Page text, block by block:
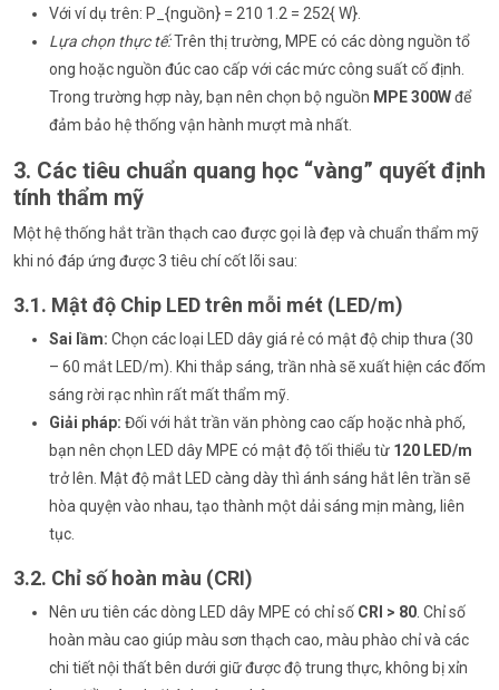
Với ví dụ trên: P_{nguồn} = 210 1.2 = 252{ W}.
Lựa chọn thực tế:Trên thị trường, MPE có các dòng nguồn tổ
ong hoặc nguồn đúc cao cấp với các mức công suất cố định.
Trong trường hợp này, bạn nên chọn bộ nguồn MPE 300Wđể
đảm bảo hệ thống vận hành mượt mà nhất.
3. Các tiêu chuẩn quang học “vàng” quyết định
tính thẩm mỹ
Một hệ thống hắt trần thạch cao được gọi là đẹp và chuẩn thẩm mỹ
khi nó đáp ứng được 3 tiêu chí cốt lõi sau:
3.1. Mật độ Chip LED trên mỗi mét (LED/m)
Sai lầm: Chọn các loại LED dây giá rẻ có mật độ chip thưa (30
– 60 mắt LED/m). Khi thắp sáng, trần nhà sẽ xuất hiện các đốm
sáng rời rạc nhìn rất mất thẩm mỹ.
Giải pháp: Đối với hắt trần văn phòng cao cấp hoặc nhà phố,
bạn nên chọn LED dây MPE có mật độ tối thiểu từ 120 LED/m
trở lên. Mật độ mắt LED càng dày thì ánh sáng hắt lên trần sẽ
hòa quyện vào nhau, tạo thành một dải sáng mịn màng, liên
tục.
3.2. Chỉ số hoàn màu (CRI)
Nên ưu tiên các dòng LED dây MPE có chỉ số CRI > 80. Chỉ số
hoàn màu cao giúp màu sơn thạch cao, màu phào chỉ và các
chi tiết nội thất bên dưới giữ được độ trung thực, không bị xỉn